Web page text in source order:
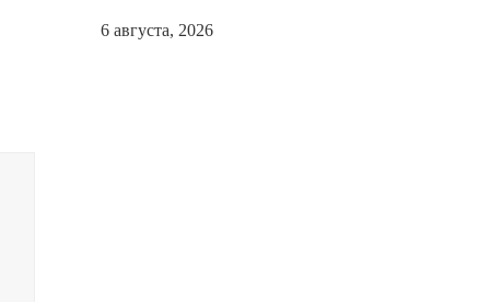
6 августа, 2026